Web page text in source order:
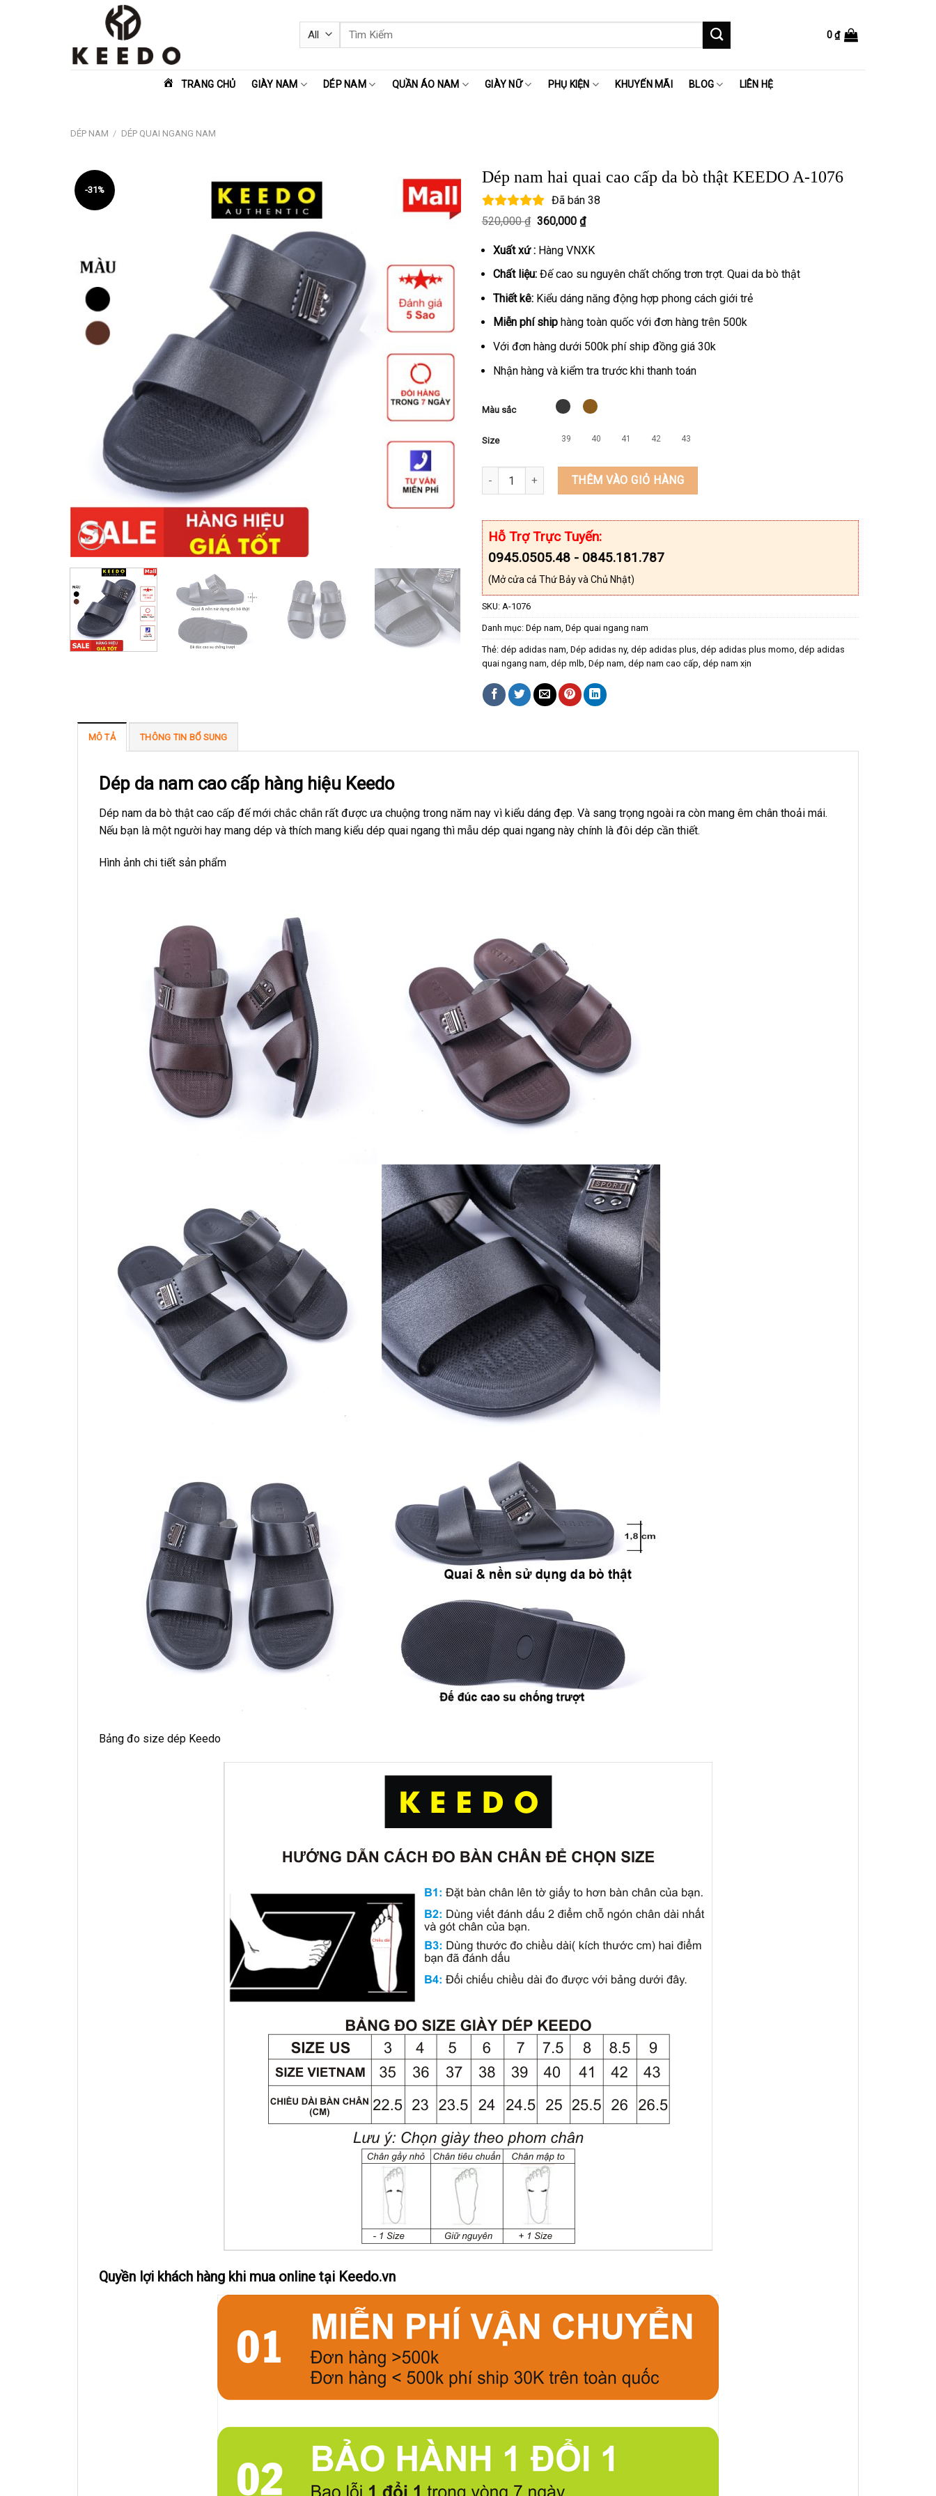
Tìm
kiếm:
0₫
TRANG CHỦ GIÀY NAM DÉP NAM QUẦN ÁO NAM GIÀY NỮ PHỤ KIỆN KHUYẾN MÃI BLOG LIÊN HỆ
DÉP NAM / DÉP QUAI NGANG NAM
-31%
Dép nam hai quai cao cấp da bò thật KEEDO A-1076
Đã bán 38
520,000₫ Giá
520,000 ₫.
360,000 ₫Giá
hiện
là:
Xuất xứ :Hàng VNXK
Chất liệu:Đế cao su nguyên chất chống trơn trợt. Quai da bò thật
Thiết kê:Kiểu dáng năng động hợp phong cách giới trẻ
Miễn phí shiphàng toàn quốc với đơn hàng trên 500k
Với đơn hàng dưới 500k phí ship đồng giá 30k
Nhận hàng và kiểm tra trước khi thanh toán
Màu sắc
Size 39 40 41 42 43
Dép nam hai quai cao cấp da bò thật KEEDO A-1076 số lượng
THÊM VÀO GIỎ HÀNG
Hỗ Trợ Trực Tuyến:
0945.0505.48 - 0845.181.787
(Mở cửa cả Thứ Bảy và Chủ Nhật)
SKU: A-1076
Danh mục: Dép nam, Dép quai ngang nam
Thẻ: dép adidas nam, Dép adidas ny, dép adidas plus, dép adidas plus momo, dép adidas
quai ngang nam, dép mlb, Dép nam, dép nam cao cấp, dép nam xịn
MÔ TẢ THÔNG TIN BỔ SUNG
Dép da nam cao cấp hàng hiệu Keedo
Dép nam da bò thật cao cấp đế mới chắc chắn rất được ưa chuộng trong năm nay vì kiểu dáng đẹp. Và sang trọng ngoài ra còn mang êm chân thoải mái.
Nếu bạn là một người hay mang dép và thích mang kiểu dép quai ngang thì mẫu dép quai ngang này chính là đôi dép cần thiết.
Hình ảnh chi tiết sản phẩm
Bảng đo size dép Keedo
Quyền lợi khách hàng khi mua online tại Keedo.vn